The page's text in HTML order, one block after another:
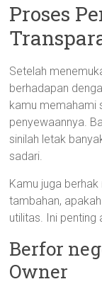
Proses
Setelah
berhadapan
kamu memahami
penyewaannya.
sinilah letak
sadari.
Kamu juga
tambahan,
utilitas. Ini penting
Berfor
Owner